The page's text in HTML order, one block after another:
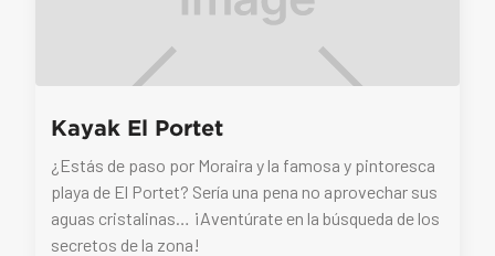
Kayak El Portet
¿Estás de paso por Moraira y la famosa y pintoresca
playa de El Portet? Sería una pena no aprovechar sus
aguas cristalinas… ¡Aventúrate en la búsqueda de los
secretos de la zona!